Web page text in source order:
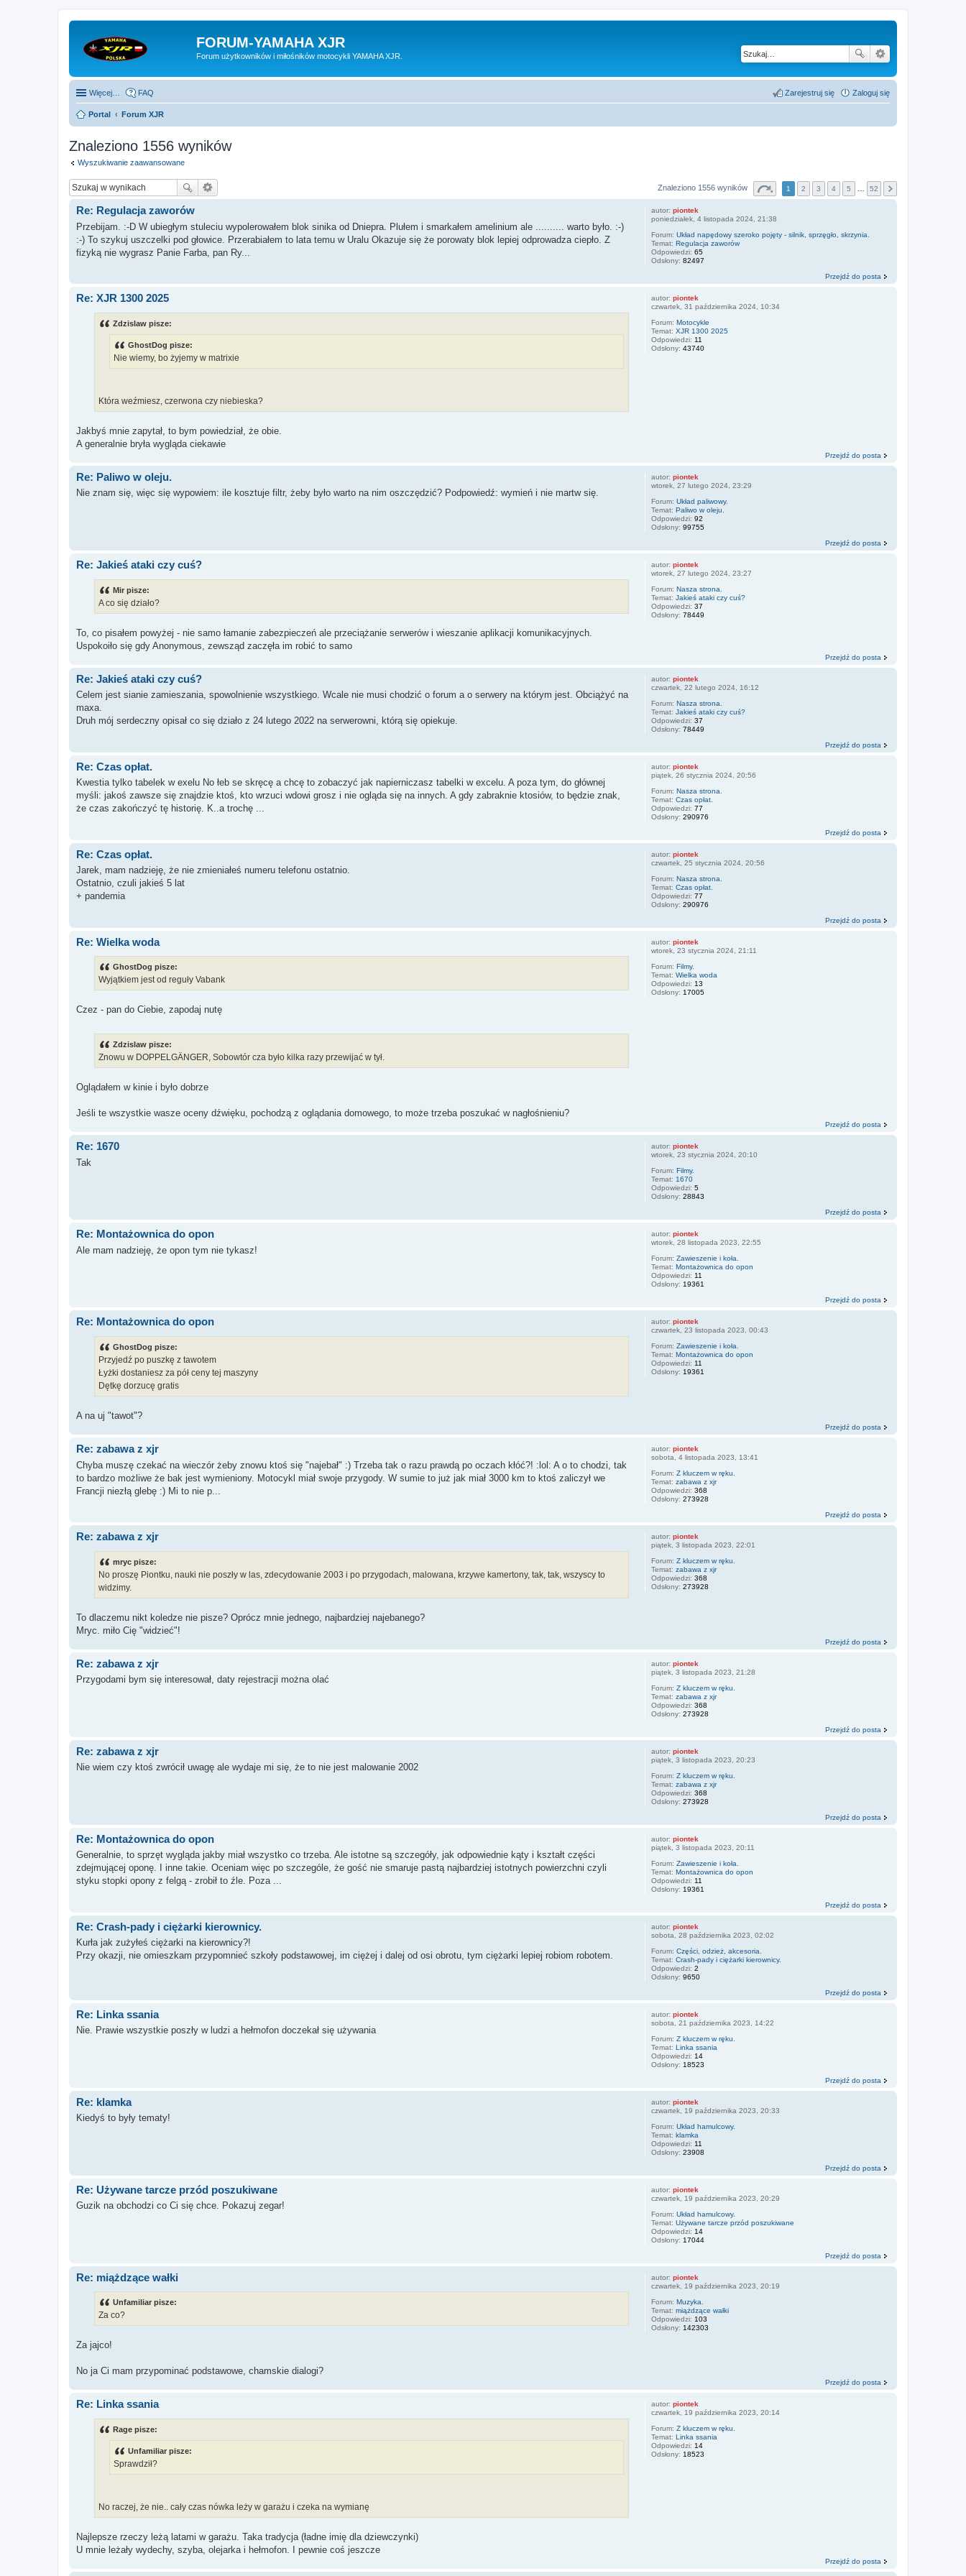
FORUM-YAMAHA XJR
Forum użytkowników i miłośników motocykli YAMAHA XJR.
Więcej… FAQ Zaloguj się
Zarejestruj się
Portal Forum XJR
Znaleziono 1556 wyników
Wyszukiwanie zaawansowane
Znaleziono 1556 wyników 1 2 3 4 5 52
autor:piontek
poniedziałek, 4 listopada 2024, 21:38
Forum:Układ napędowy szeroko pojęty - silnik, sprzęgło, skrzynia.
Temat:Regulacja zaworów
Odpowiedzi:65
Odsłony:82497
Re: Regulacja zaworów
Przebijam. :-D W ubiegłym stuleciu wypolerowałem blok sinika od Dniepra. Plułem i smarkałem amelinium ale .......... warto było. :-)
:-) To szykuj uszczelki pod głowice. Przerabiałem to lata temu w Uralu Okazuje się że porowaty blok lepiej odprowadza ciepło. Z
fizyką nie wygrasz Panie Farba, pan Ry...
Przejdź do posta
autor:piontek
czwartek, 31 października 2024, 10:34
Forum:Motocykle
Temat:XJR 1300 2025
Odpowiedzi: 11
Odsłony:43740
Re: XJR 1300 2025
Zdzislaw pisze:
GhostDog pisze:
Nie wiemy, bo żyjemy w matrixie
Która weźmiesz, czerwona czy niebieska?
Jakbyś mnie zapytał, to bym powiedział, że obie.
A generalnie bryła wygląda ciekawie
Przejdź do posta
autor:piontek
wtorek, 27 lutego 2024, 23:29
Forum:Układ paliwowy.
Temat:Paliwo w oleju.
Odpowiedzi:92
Odsłony:99755
Re: Paliwo w oleju.
Nie znam się, więc się wypowiem: ile kosztuje filtr, żeby było warto na nim oszczędzić? Podpowiedź: wymień i nie martw się.
Przejdź do posta
autor:piontek
wtorek, 27 lutego 2024, 23:27
Forum:Nasza strona.
Temat:Jakieś ataki czy cuś?
Odpowiedzi:37
Odsłony:78449
Re: Jakieś ataki czy cuś?
Mir pisze:
A co się działo?
To, co pisałem powyżej - nie samo łamanie zabezpieczeń ale przeciążanie serwerów i wieszanie aplikacji komunikacyjnych.
Uspokoiło się gdy Anonymous, zewsząd zaczęła im robić to samo
Przejdź do posta
autor:piontek
czwartek, 22 lutego 2024, 16:12
Forum:Nasza strona.
Temat:Jakieś ataki czy cuś?
Odpowiedzi:37
Odsłony:78449
Re: Jakieś ataki czy cuś?
Celem jest sianie zamieszania, spowolnienie wszystkiego. Wcale nie musi chodzić o forum a o serwery na którym jest. Obciążyć na
maxa.
Druh mój serdeczny opisał co się działo z 24 lutego 2022 na serwerowni, którą się opiekuje.
Przejdź do posta
autor:piontek
piątek, 26 stycznia 2024, 20:56
Forum:Nasza strona.
Temat:Czas opłat.
Odpowiedzi:77
Odsłony:290976
Re: Czas opłat.
Kwestia tylko tabelek w exelu No łeb se skręcę a chcę to zobaczyć jak napierniczasz tabelki w excelu. A poza tym, do głównej
myśli: jakoś zawsze się znajdzie ktoś, kto wrzuci wdowi grosz i nie ogląda się na innych. A gdy zabraknie ktosiów, to będzie znak,
że czas zakończyć tę historię. K..a trochę ...
Przejdź do posta
autor:piontek
czwartek, 25 stycznia 2024, 20:56
Forum:Nasza strona.
Temat:Czas opłat.
Odpowiedzi:77
Odsłony:290976
Re: Czas opłat.
Jarek, mam nadzieję, że nie zmieniałeś numeru telefonu ostatnio.
Ostatnio, czuli jakieś 5 lat
+ pandemia
Przejdź do posta
autor:piontek
wtorek, 23 stycznia 2024, 21:11
Forum:Filmy.
Temat:Wielka woda
Odpowiedzi: 13
Odsłony: 17005
Re: Wielka woda
GhostDog pisze:
Wyjątkiem jest od reguły Vabank
Czez - pan do Ciebie, zapodaj nutę
Zdzislaw pisze:
Znowu w DOPPELGÄNGER, Sobowtór cza było kilka razy przewijać w tył.
Oglądałem w kinie i było dobrze
Jeśli te wszystkie wasze oceny dźwięku, pochodzą z oglądania domowego, to może trzeba poszukać w nagłośnieniu?
Przejdź do posta
autor:piontek
wtorek, 23 stycznia 2024, 20:10
Forum: Filmy.
Temat:1670
Odpowiedzi:5
Odsłony:28843
Re: 1670
Tak
Przejdź do posta
autor:piontek
wtorek, 28 listopada 2023, 22:55
Forum:Zawieszenie i koła.
Temat: Montażownica do opon
Odpowiedzi:11
Odsłony:19361
Re: Montażownica do opon
Ale mam nadzieję, że opon tym nie tykasz!
Przejdź do posta
autor:piontek
czwartek, 23 listopada 2023, 00:43
Forum:Zawieszenie i koła.
Temat: Montażownica do opon
Odpowiedzi:11
Odsłony:19361
Re: Montażownica do opon
GhostDog pisze:
Przyjedź po puszkę z tawotem
Łyżki dostaniesz za pół ceny tej maszyny
Dętkę dorzucę gratis
A na uj "tawot"?
Przejdź do posta
autor:piontek
sobota, 4 listopada 2023, 13:41
Forum:Z kluczem w ręku.
Temat:zabawa z xjr
Odpowiedzi:368
Odsłony:273928
Re: zabawa z xjr
Chyba muszę czekać na wieczór żeby znowu ktoś się "najebał" :) Trzeba tak o razu prawdą po oczach kłóć?! :lol: A o to chodzi, tak
to bardzo możliwe że bak jest wymieniony. Motocykl miał swoje przygody. W sumie to już jak miał 3000 km to ktoś zaliczył we
Francji niezłą glebę :) Mi to nie p...
Przejdź do posta
autor:piontek
piątek, 3 listopada 2023, 22:01
Forum:Z kluczem w ręku.
Temat:zabawa z xjr
Odpowiedzi:368
Odsłony:273928
Re: zabawa z xjr
mryc pisze:
No proszę Piontku, nauki nie poszły w las, zdecydowanie 2003 i po przygodach, malowana, krzywe kamertony, tak, tak, wszyscy to
widzimy.
To dlaczemu nikt koledze nie pisze? Oprócz mnie jednego, najbardziej najebanego?
Mryc. miło Cię "widzieć"!
Przejdź do posta
autor:piontek
piątek, 3 listopada 2023, 21:28
Forum:Z kluczem w ręku.
Temat:zabawa z xjr
Odpowiedzi:368
Odsłony:273928
Re: zabawa z xjr
Przygodami bym się interesował, daty rejestracji można olać
Przejdź do posta
autor:piontek
piątek, 3 listopada 2023, 20:23
Forum:Z kluczem w ręku.
Temat:zabawa z xjr
Odpowiedzi:368
Odsłony:273928
Re: zabawa z xjr
Nie wiem czy ktoś zwrócił uwagę ale wydaje mi się, że to nie jest malowanie 2002
Przejdź do posta
autor:piontek
piątek, 3 listopada 2023, 20:11
Forum:Zawieszenie i koła.
Temat:Montażownica do opon
Odpowiedzi: 11
Odsłony: 19361
Re: Montażownica do opon
Generalnie, to sprzęt wygląda jakby miał wszystko co trzeba. Ale istotne są szczegóły, jak odpowiednie kąty i kształt części
zdejmującej oponę. I inne takie. Oceniam więc po szczególe, że gość nie smaruje pastą najbardziej istotnych powierzchni czyli
styku stopki opony z felgą - zrobił to źle. Poza ...
Przejdź do posta
autor:piontek
sobota, 28 października 2023, 02:02
Forum:Części, odzież, akcesoria.
Temat:Crash-pady i ciężarki kierownicy.
Odpowiedzi:2
Odsłony:9650
Re: Crash-pady i ciężarki kierownicy.
Kurła jak zużyłeś ciężarki na kierownicy?!
Przy okazji, nie omieszkam przypomnieć szkoły podstawowej, im ciężej i dalej od osi obrotu, tym ciężarki lepiej robiom robotem.
Przejdź do posta
autor:piontek
sobota, 21 października 2023, 14:22
Forum:Z kluczem w ręku.
Temat:Linka ssania
Odpowiedzi: 14
Odsłony: 18523
Re: Linka ssania
Nie. Prawie wszystkie poszły w ludzi a hełmofon doczekał się używania
Przejdź do posta
autor:piontek
czwartek, 19 października 2023, 20:33
Forum:Układ hamulcowy.
Temat:klamka
Odpowiedzi: 11
Odsłony:23908
Re: klamka
Kiedyś to były tematy!
Przejdź do posta
autor:piontek
czwartek, 19 października 2023, 20:29
Forum:Układ hamulcowy.
Temat:Używane tarcze przód poszukiwane
Odpowiedzi: 14
Odsłony: 17044
Re: Używane tarcze przód poszukiwane
Guzik na obchodzi co Ci się chce. Pokazuj zegar!
Przejdź do posta
autor:piontek
czwartek, 19 października 2023, 20:19
Forum:Muzyka.
Temat:miążdzące wałki
Odpowiedzi: 103
Odsłony: 142303
Re: miążdzące wałki
Unfamiliar pisze:
Za co?
Za jajco!
No ja Ci mam przypominać podstawowe, chamskie dialogi?
Przejdź do posta
autor:piontek
czwartek, 19 października 2023, 20:14
Forum:Z kluczem w ręku.
Temat: Linka ssania
Odpowiedzi:14
Odsłony:18523
Re: Linka ssania
Rage pisze:
Unfamiliar pisze:
Sprawdził?
No raczej, że nie.. cały czas nówka leży w garażu i czeka na wymianę
Najlepsze rzeczy leżą latami w garażu. Taka tradycja (ładne imię dla dziewczynki)
U mnie leżały wydechy, szyba, olejarka i hełmofon. I pewnie coś jeszcze
Przejdź do posta